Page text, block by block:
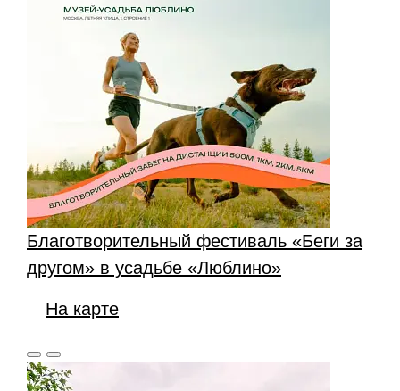
Благотворительный фестиваль «Беги за
другом» в усадьбе «Люблино»
На карте